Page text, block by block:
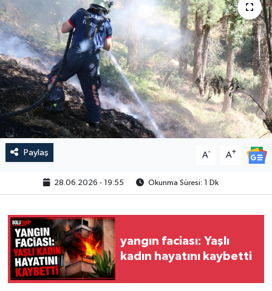
Paylaş A- A+
28.06.2026 - 19:55 Okunma Süresi: 1 Dk
yangın faciası: Yaşlı
kadın hayatını kaybetti